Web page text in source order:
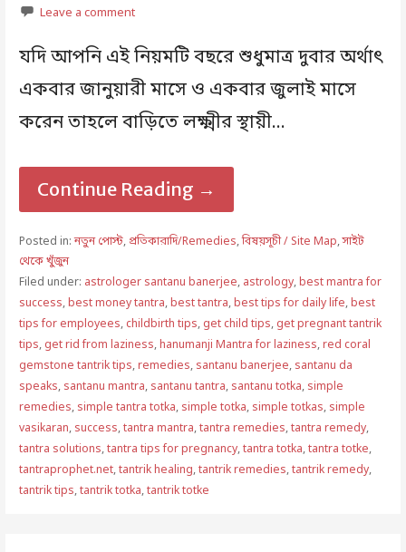
Leave a comment
যদি আপনি এই নিয়মটি বছরে শুধুমাত্র দুবার অর্থাৎ
একবার জানুয়ারী মাসে ও একবার জুলাই মাসে
করেন তাহলে বাড়িতে লক্ষ্মীর স্থায়ী…
Continue Reading →
Posted in:নতুন পোস্ট, প্রতিকারাদি/Remedies,বিষয়সূচী / Site Map,সাইট
থেকে খুঁজুন
Filed under: astrologer santanu banerjee, astrology,best mantra for
success,best money tantra,best tantra,best tips for daily life,best
tips for employees, childbirth tips, get child tips, get pregnant tantrik
tips, get rid from laziness,hanumanji Mantra for laziness,red coral
gemstone tantrik tips,remedies, santanu banerjee, santanu da
speaks, santanu mantra, santanu tantra, santanu totka, simple
remedies, simple tantra totka, simple totka, simple totkas, simple
vasikaran, success,tantra mantra,tantra remedies,tantra remedy,
tantra solutions,tantra tips for pregnancy,tantra totka,tantra totke,
tantraprophet.net,tantrik healing,tantrik remedies,tantrik remedy,
tantrik tips,tantrik totka,tantrik totke